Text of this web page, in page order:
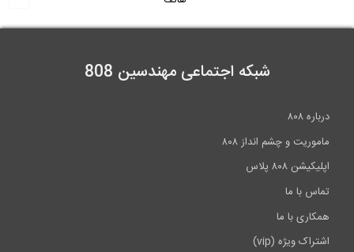
شبکه اجتماعی مهندسین 808
درباره ۸۰۸
ماموریت و چشم انداز ۸۰۸
اپلیکیشن ۸۰۸ پلاس
تماس با ما
همکاری با ما
اشتراک ویژه (vip)